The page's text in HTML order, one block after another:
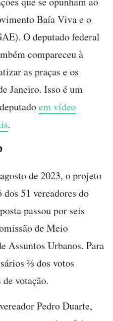
Baía Viva e o
O deputado federal
compareceu à
as praças e os
Janeiro. Isso é um
em vídeo
.
de 2023, o projeto
51 vereadores do
passou por seis
de Meio
Assuntos Urbanos. Para
⅔ dos votos
votação.
Pedro Duarte,